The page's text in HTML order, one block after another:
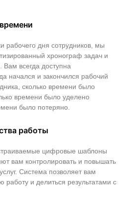
рабочего дня сотрудников, мы
хронограф задач и
Вам всегда доступна
начался и закончился рабочий
сколько времени было
времени было уделено
было потеряно.
работы
цифровые шаблоны
вам контролировать и повышать
Система позволяет вам
работу и делиться результатами с